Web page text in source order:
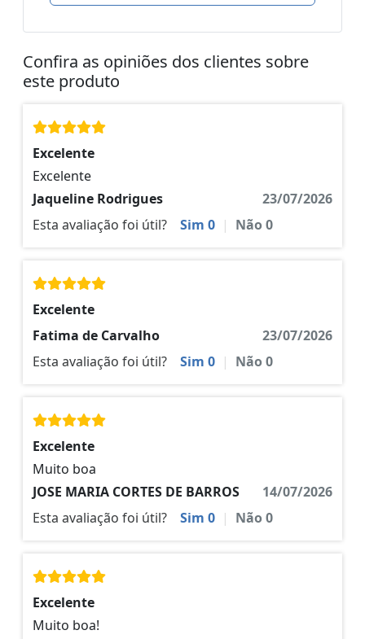
Confira as opiniões dos clientes sobre
este produto
Excelente
Excelente
Jaqueline Rodrigues
23/07/2026
Esta avaliação foi útil?
Sim 0 | Não0
Excelente
Fatima de Carvalho
23/07/2026
Esta avaliação foi útil?
Sim 0 | Não0
Excelente
Muito boa
JOSE MARIA CORTES DE BARROS
14/07/2026
Esta avaliação foi útil?
Sim 0 | Não0
Excelente
Muito boa!